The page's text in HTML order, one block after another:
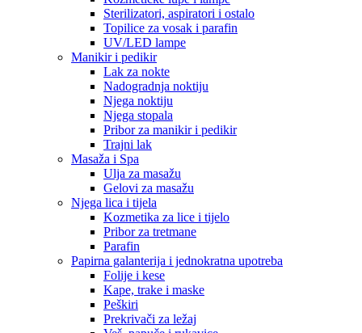
Sterilizatori, aspiratori i ostalo
Topilice za vosak i parafin
UV/LED lampe
Manikir i pedikir
Lak za nokte
Nadogradnja noktiju
Njega noktiju
Njega stopala
Pribor za manikir i pedikir
Trajni lak
Masaža i Spa
Ulja za masažu
Gelovi za masažu
Njega lica i tijela
Kozmetika za lice i tijelo
Pribor za tretmane
Parafin
Papirna galanterija i jednokratna upotreba
Folije i kese
Kape, trake i maske
Peškiri
Prekrivači za ležaj